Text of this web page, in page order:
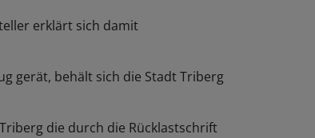
erklärt sich damit
gerät, behält sich die Stadt Triberg
die durch die Rücklastschrift